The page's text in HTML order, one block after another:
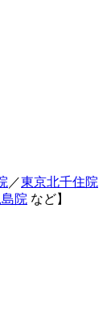
／東京北千住院
院 など】